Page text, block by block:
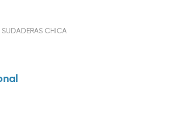
SUDADERAS CHICA